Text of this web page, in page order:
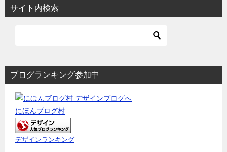
サイト内検索
ブログランキング参加中
にほんブログ村
デザインランキング